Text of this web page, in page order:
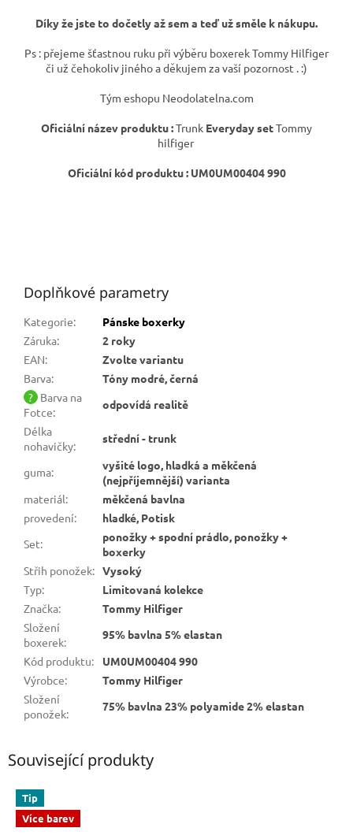
Díky že jste to dočetly až sem a teď už směle k nákupu.
Ps : přejeme šťastnou ruku při výběru boxerek Tommy Hilfiger
či už čehokoliv jiného a děkujem za vaší pozornost . :)
Tým eshopu Neodolatelna.com
Oficiální název produktu :Trunk Everyday setTommy
hilfiger
Oficiální kód produktu : UM0UM00404 990
Doplňkové parametry
Kategorie:
Pánske boxerky
Záruka:
2 roky
EAN:
Zvolte variantu
Barva:
Tóny modré, černá
? Barva na
Fotce:
odpovídá realitě
Délka
nohavičky:
střední - trunk
guma:
vyšité logo, hladká a měkčená
(nejpříjemnější) varianta
materiál:
měkčená bavlna
provedení:
hladké, Potisk
Set:
ponožky + spodní prádlo, ponožky +
boxerky
Střih ponožek: Vysoký
Typ:
Limitovaná kolekce
Značka:
Tommy Hilfiger
Složení
boxerek:
95% bavlna 5% elastan
Kód produktu:
UM0UM00404 990
Výrobce:
Tommy Hilfiger
Složení
ponožek:
75% bavlna 23% polyamide 2% elastan
Související produkty
Tip
Více barev